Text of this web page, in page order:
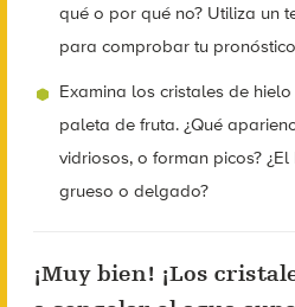
qué o por qué no? Utiliza un
para comprobar tu
Examina los cristales de
paleta de fruta. ¿Qué
vidriosos, o forman picos?
grueso o delgado?
¡Muy bien! ¡Los